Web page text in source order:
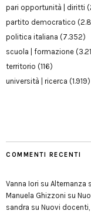
pari opportunità | diritti
partito democratico
politica italiana (7.352)
scuola | formazione
territorio (116)
università | ricerca (1.919)
COMMENTI RECENTI
Vanna Iori su Alternanza
Manuela Ghizzoni su
sandra su Nuovi